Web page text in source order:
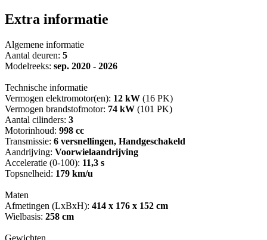
Extra informatie
Algemene informatie
Aantal deuren: 5
Modelreeks: sep. 2020 - 2026
Technische informatie
Vermogen elektromotor(en): 12 kW (16 PK)
Vermogen brandstofmotor: 74 kW (101 PK)
Aantal cilinders: 3
Motorinhoud: 998 cc
Transmissie: 6 versnellingen, Handgeschakeld
Aandrijving: Voorwielaandrijving
Acceleratie (0-100): 11,3 s
Topsnelheid: 179 km/u
Maten
Afmetingen (LxBxH): 414 x 176 x 152 cm
Wielbasis: 258 cm